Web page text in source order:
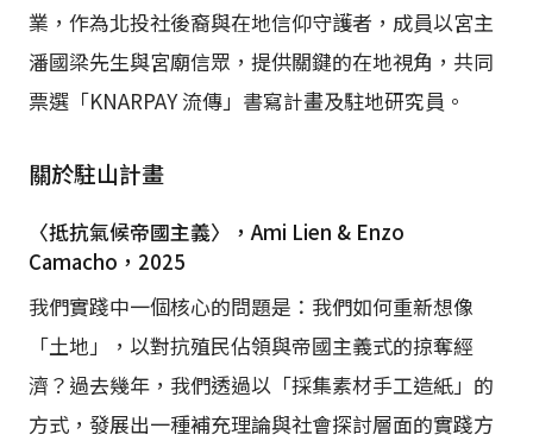
業，作為北投社後裔與在地信仰守護者，成員以宮主
潘國梁先生與宮廟信眾，提供關鍵的在地視角，共同
票選「KNARPAY 流傳」書寫計畫及駐地研究員。
關於駐山計畫
〈抵抗氣候帝國主義〉，Ami Lien & Enzo
Camacho，2025
我們實踐中一個核心的問題是：我們如何重新想像
「土地」，以對抗殖民佔領與帝國主義式的掠奪經
濟？過去幾年，我們透過以「採集素材手工造紙」的
方式，發展出一種補充理論與社會探討層面的實踐方